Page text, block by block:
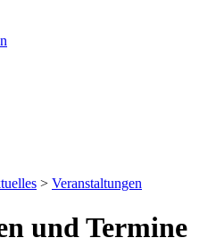
> Veranstaltungen
und Termine